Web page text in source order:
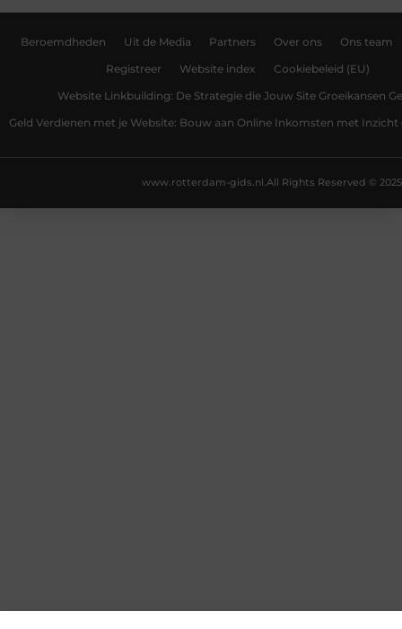
Beroemdheden Uit de Media Partners Over ons Ons team
Registreer Website index Cookiebeleid (EU)
Website Linkbuilding: De Strategie die Jouw Site Groeikansen
Geld Verdienen met je Website: Bouw aan Online Inkomsten met Inzicht
All Rights Reserved © 2025
www.rotterdam-gids.nl.